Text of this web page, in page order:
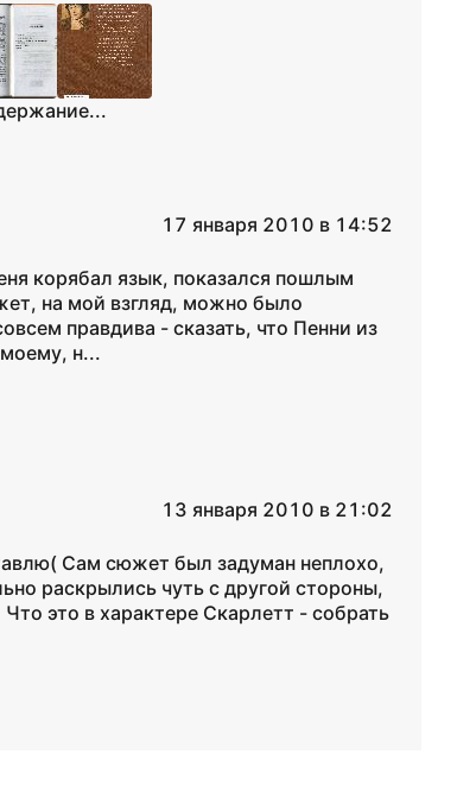
17 января 2010 в 14:52
корябал язык, показался пошлым
на мой взгляд, можно было
правдива - сказать, что Пенни из
н...
13 января 2010 в 21:02
Сам сюжет был задуман неплохо,
раскрылись чуть с другой стороны,
это в характере Скарлетт - собрать